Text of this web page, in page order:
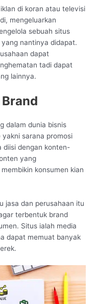
di koran atau televisi
mengeluarkan
sebuah situs
nantinya didapat.
dapat
tadi dapat
lainnya.
dalam dunia bisnis
sarana promosi
diisi dengan konten-
yang
konsumen kian
jasa dan perusahaan itu
terbentuk brand
Situs ialah media
dapat memuat banyak